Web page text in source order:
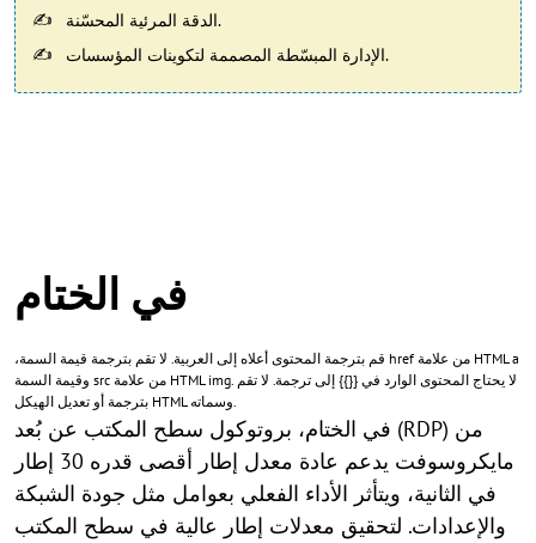
الدقة المرئية المحسّنة.
الإدارة المبسّطة المصممة لتكوينات المؤسسات.
في الختام
،قم بترجمة المحتوى أعلاه إلى العربية. لا تقم بترجمة قيمة السمة href من علامة HTML a
وقيمة السمة src من علامة HTML img. لا يحتاج المحتوى الوارد في {{}} إلى ترجمة. لا تقم
بترجمة أو تعديل الهيكل HTML وسماته.
في الختام، بروتوكول سطح المكتب عن بُعد (RDP) من
مايكروسوفت يدعم عادة معدل إطار أقصى قدره 30 إطار
في الثانية، ويتأثر الأداء الفعلي بعوامل مثل جودة الشبكة
والإعدادات. لتحقيق معدلات إطار عالية في سطح المكتب